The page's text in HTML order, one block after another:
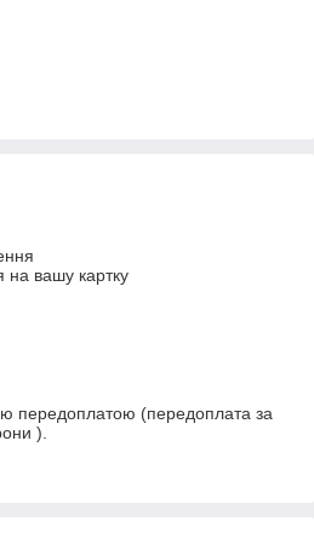
на вашу картку
передоплатою (передоплата за
).